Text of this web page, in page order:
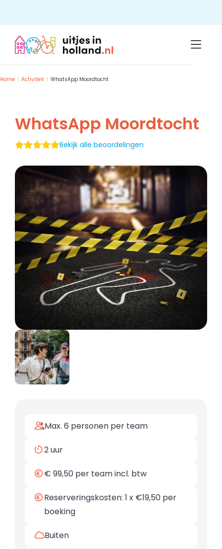
content
Home Activiteit WhatsApp Moordtocht
WhatsApp Moordtocht
Bekijk alle beoordelingen
Max. 6 personen per team
2 uur
€ 99,50 per team incl. btw
Reserveringskosten: 1 x €19,50 per
boeking
Buiten